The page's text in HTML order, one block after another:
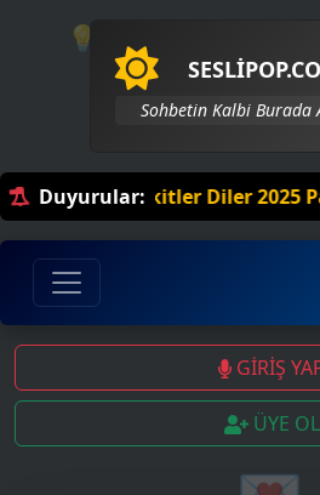
💡
Sohbetin Kalbi
Duyurular:
Hoş Vakitler Diler 2025
GİRİŞ
ÜYE OL